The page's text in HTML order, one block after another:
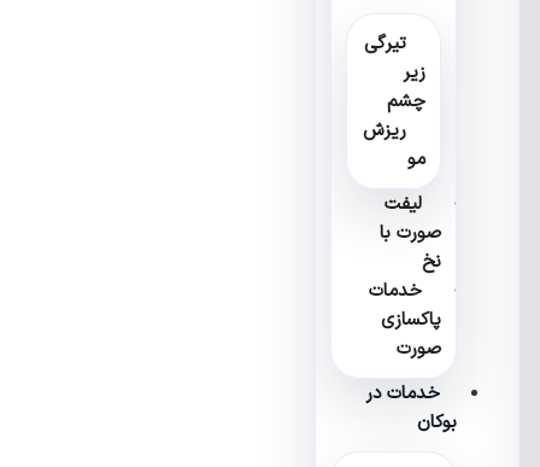
تیرگی
زیر
چشم
ریزش
مو
لیفت
صورت با
نخ
خدمات
پاکسازی
صورت
خدمات در
بوکان